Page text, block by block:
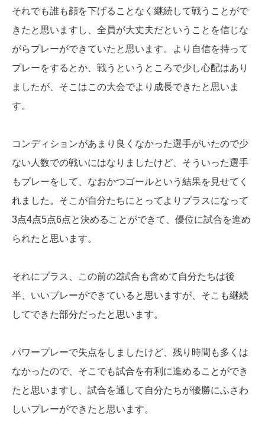
それでも誰も顔を下げることなく継続して戦うことがで
きたと思いますし、全員が大丈夫だということを信じな
がらプレーができていたと思います。より自信を持って
プレーをするとか、戦うというところで少し心配はあり
ましたが、そこはこの大会でより成長できたと思いま
す。
コンディションがあまり良くなかった選手がいたので少
ない人数での戦いにはなりましたけど、そういった選手
もプレーをして、なおかつゴールという結果を見せてく
れました。そこが自分たちにとってよりプラスになって
3点4点5点6点と決めることができて、優位に試合を進め
られたと思います。
それにプラス、この前の2試合も含めて自分たちは後
半、いいプレーができていると思いますが、そこも継続
してできた部分だったと思います。
パワープレーで失点をしましたけど、残り時間も多くは
なかったので、そこでも試合を有利に進めることができ
たと思いますし、試合を通して自分たちが優勝にふさわ
しいプレーができたと思います。